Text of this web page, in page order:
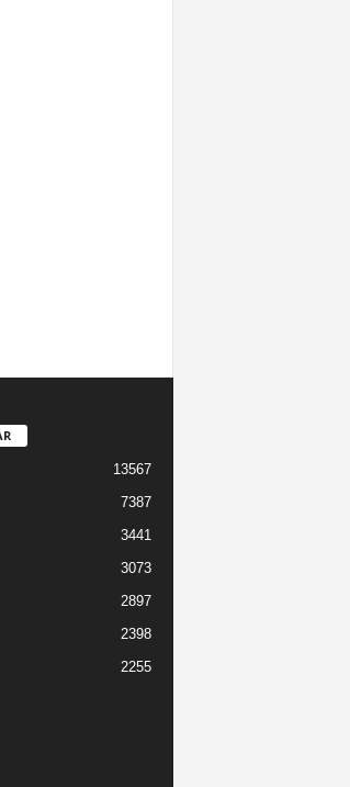
13567
7387
3441
3073
2897
2398
2255